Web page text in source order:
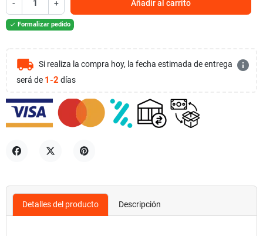
- + Añadir al carrito
 Formalizar pedido
local_shipping Si realiza la compra hoy, la fecha estimada de entrega
será de 1-2 días
info
Detalles del producto Descripción